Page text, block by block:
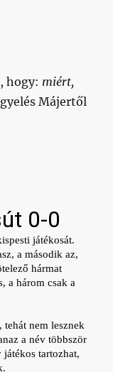
hogy: miért,
Májertől